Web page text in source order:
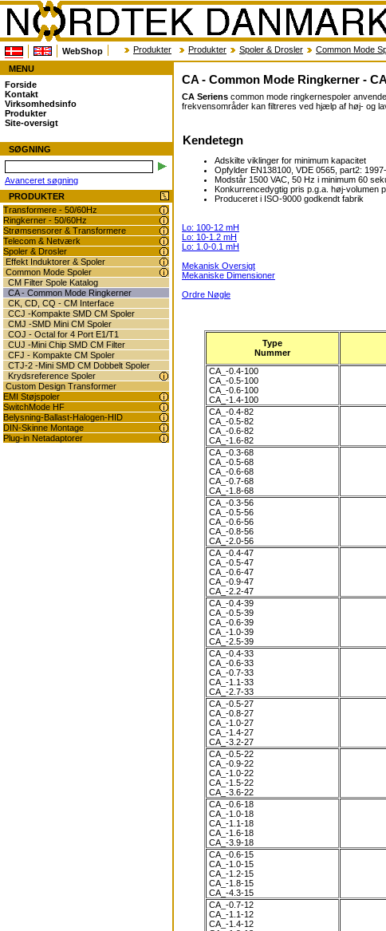
WebShop Produkter Produkter Spoler & Drosler Common Mode
MENU
Forside
Kontakt
Virksomhedsinfo
Produkter
Site-oversigt
SØGNING
Avanceret søgning
PRODUKTER
Transformere - 50/60Hz
Ringkerner - 50/60Hz
Strømsensorer & Transformere
Telecom & Netværk
Spoler & Drosler
Effekt Induktorer & Spoler
Common Mode Spoler
CM Filter Spole Katalog
CA - Common Mode Ringkerner
CK, CD, CQ - CM Interface
CCJ -Kompakte SMD CM Spoler
CMJ -SMD Mini CM Spoler
COJ - Octal for 4 Port E1/T1
CUJ -Mini Chip SMD CM Filter
CFJ - Kompakte CM Spoler
CTJ-2 -Mini SMD CM Dobbelt Spoler
Krydsreference Spoler
Custom Design Transformer
EMI Støjspoler
SwitchMode HF
Belysning-Ballast-Halogen-HID
DIN-Skinne Montage
Plug-in Netadaptorer
CA - Common Mode Ringkerner -
CA Seriens common mode ringkernespoler
frekvensområder kan filtreres ved hjælp af høj- og
Kendetegn
Adskilte viklinger for minimum kapacitet
Opfylder EN138100, VDE 0565, part2:
Modstår 1500 VAC, 50 Hz i minimum 60
Konkurrencedygtig pris p.g.a. høj-volumen
Produceret i ISO-9000 godkendt fabrik
Lo: 100-12 mH
Lo: 10-1.2 mH
Lo: 1.0-0.1 mH
Mekanisk Oversigt
Mekaniske Dimensioner
Ordre Nøgle
Type
Nummer
CA_-0.4-100
CA_-0.5-100
CA_-0.6-100
CA_-1.4-100
CA_-0.4-82
CA_-0.5-82
CA_-0.6-82
CA_-1.6-82
CA_-0.3-68
CA_-0.5-68
CA_-0.6-68
CA_-0.7-68
CA_-1.8-68
CA_-0.3-56
CA_-0.5-56
CA_-0.6-56
CA_-0.8-56
CA_-2.0-56
CA_-0.4-47
CA_-0.5-47
CA_-0.6-47
CA_-0.9-47
CA_-2.2-47
CA_-0.4-39
CA_-0.5-39
CA_-0.6-39
CA_-1.0-39
CA_-2.5-39
CA_-0.4-33
CA_-0.6-33
CA_-0.7-33
CA_-1.1-33
CA_-2.7-33
CA_-0.5-27
CA_-0.8-27
CA_-1.0-27
CA_-1.4-27
CA_-3.2-27
CA_-0.5-22
CA_-0.9-22
CA_-1.0-22
CA_-1.5-22
CA_-3.6-22
CA_-0.6-18
CA_-1.0-18
CA_-1.1-18
CA_-1.6-18
CA_-3.9-18
CA_-0.6-15
CA_-1.0-15
CA_-1.2-15
CA_-1.8-15
CA_-4.3-15
CA_-0.7-12
CA_-1.1-12
CA_-1.4-12